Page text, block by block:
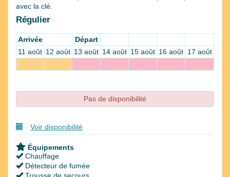
avec la clé.
Régulier
Arrivée
Départ
11 août 12 août 13 août 14 août 15 août 16 août 17 août
Pas de disponibilité
Voir disponibilité
Équipements
Chauffage
Détecteur de fumée
Trousse de secours